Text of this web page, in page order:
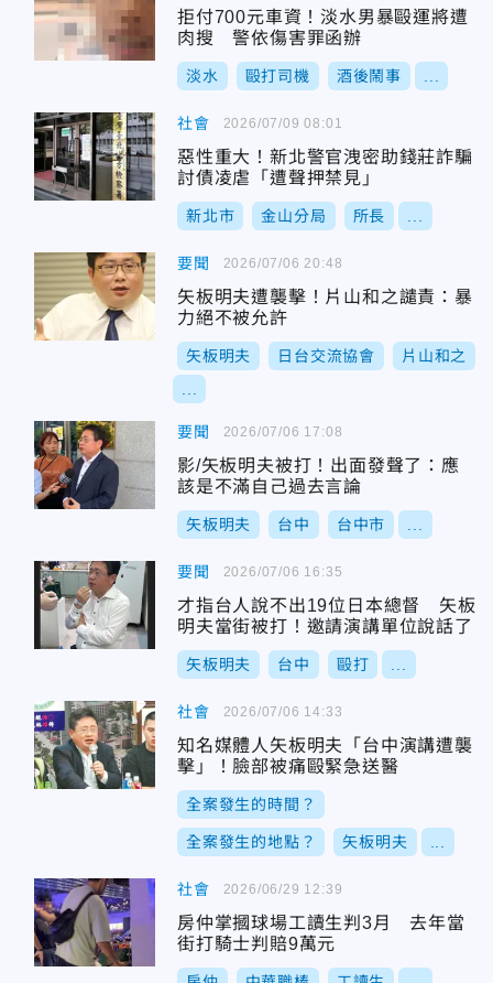
拒付700元車資！淡水男暴毆運將遭
肉搜 警依傷害罪函辦
淡水 毆打司機 酒後鬧事
社會
惡性重大！新北警官洩密助錢莊詐騙
討債凌虐「遭聲押禁見」
新北市 金山分局 所長
2026/07/09 08:01
要聞
矢板明夫遭襲擊！片山和之譴責：暴
力絕不被允許
矢板明夫 日台交流協會 片山和之
2026/07/06 20:48
要聞
影/矢板明夫被打！出面發聲了：應
該是不滿自己過去言論
矢板明夫 台中 台中市
2026/07/06 17:08
要聞
才指台人說不出19位日本總督 矢板
明夫當街被打！邀請演講單位說話了
矢板明夫 台中 毆打
2026/07/06 16:35
社會
知名媒體人矢板明夫「台中演講遭襲
擊」！臉部被痛毆緊急送醫
全案發生的時間？
全案發生的地點？ 矢板明夫
2026/07/06 14:33
社會
房仲掌摑球場工讀生判3月 去年當
街打騎士判賠9萬元
2026/06/29 12:39